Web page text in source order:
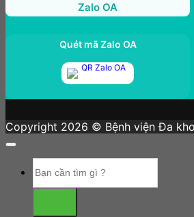
Zalo OA
Quét mã Zalo OA
Copyright 2026 © Bệnh viện Đa